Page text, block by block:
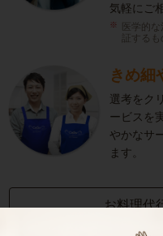
気軽にご
医学的
証するも
きめ細
選考をク
ービスを
やかなサ
ます。
お料理代